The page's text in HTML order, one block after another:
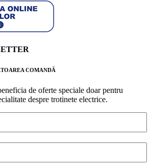
COMANDĂ
de oferte speciale doar pentru
despre trotinete electrice.